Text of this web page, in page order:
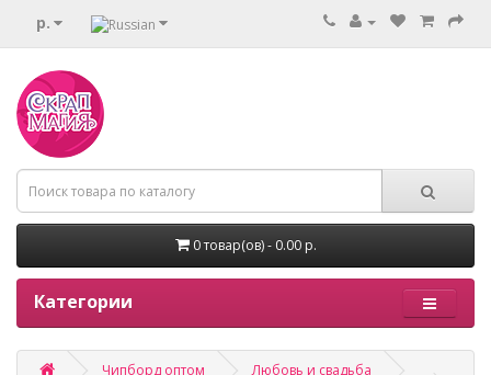
р.
0 товар(ов) - 0.00 р.
Категории
Чипборд оптом
Любовь и свадьба